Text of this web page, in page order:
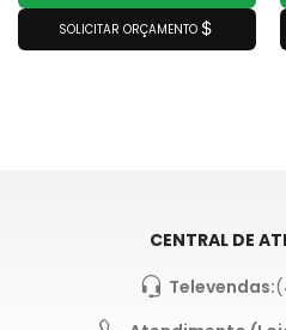
SOLICITAR ORÇAMENTO
CENTRAL DE
Televendas: